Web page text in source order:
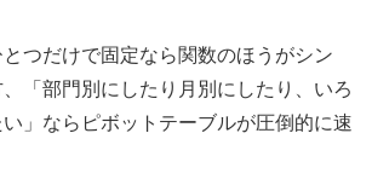
つだけで固定なら関数のほうがシン
「部門別にしたり月別にしたり、いろ
」ならピボットテーブルが圧倒的に速